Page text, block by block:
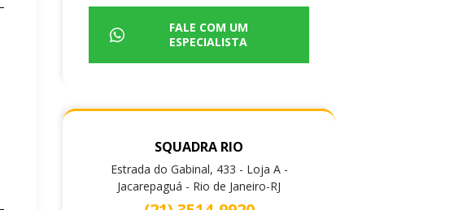
FALE COM UM
ESPECIALISTA
SQUADRA RIO
Estrada do Gabinal, 433 - Loja A -
Jacarepaguá - Rio de Janeiro-RJ